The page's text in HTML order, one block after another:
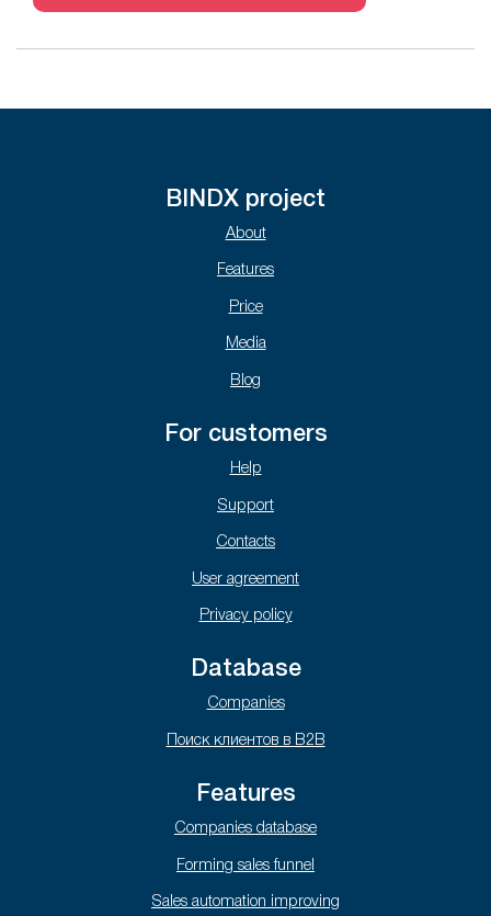
BINDX project
About
Features
Price
Media
Blog
For customers
Help
Support
Contacts
User agreement
Privacy policy
Database
Companies
Поиск клиентов в B2B
Features
Companies database
Forming sales funnel
Sales automation improving